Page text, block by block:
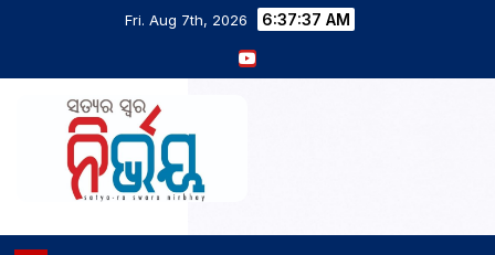
Fri. Aug 7th, 2026 6:37:38 AM